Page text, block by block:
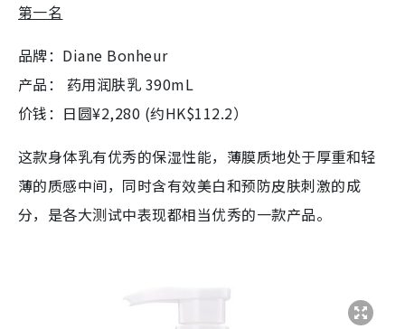
第一名
品牌：Diane Bonheur
产品： 药用润肤乳 390mL
价钱：日圆¥2,280 (约HK$112.2）
这款身体乳有优秀的保湿性能，薄膜质地处于厚重和轻
薄的质感中间，同时含有效美白和预防皮肤刺激的成
分，是各大测试中表现都相当优秀的一款产品。